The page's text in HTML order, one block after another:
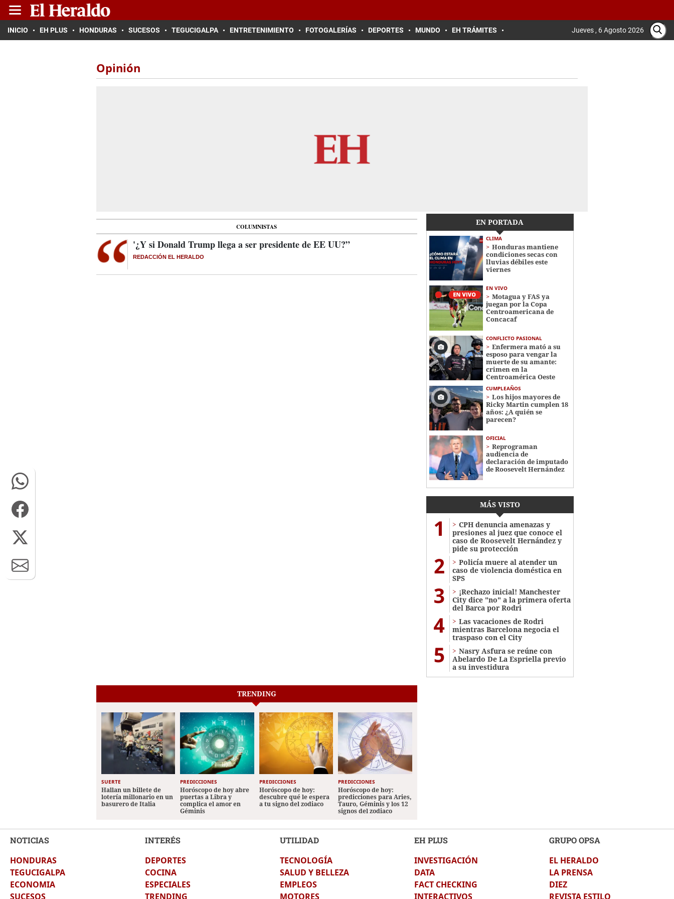
INICIO EH PLUS HONDURAS SUCESOS TEGUCIGALPA ENTRETENIMIENTO FOTOGALERÍAS DEPORTES MUNDO EH TRÁMITES Jueves , 6 Agosto 2026
Opinión
COLUMNISTAS
'¿Y si Donald Trump llega a ser presidente de EE UU?”
REDACCIÓN EL HERALDO
EN PORTADA
CLIMA
Honduras mantiene
condiciones secas con
lluvias débiles este
viernes
EN VIVO
Motagua y FAS ya
juegan por la Copa
Centroamericana de
Concacaf
CONFLICTO PASIONAL
Enfermera mató a su
esposo para vengar la
muerte de su amante:
crimen en la
Centroamérica Oeste
CUMPLEAÑOS
Los hijos mayores de
Ricky Martin cumplen 18
años: ¿A quién se
parecen?
OFICIAL
Reprograman
audiencia de
declaración de imputado
de Roosevelt Hernández
MÁS VISTO
1
CPH denuncia amenazas y
presiones al juez que conoce el
caso de Roosevelt Hernández y
pide su protección
2
Policía muere al atender un
caso de violencia doméstica en
SPS
3
¡Rechazo inicial! Manchester
City dice "no" a la primera oferta
del Barca por Rodri
4
Las vacaciones de Rodri
mientras Barcelona negocia el
traspaso con el City
5
Nasry Asfura se reúne con
Abelardo De La Espriella previo
a su investidura
TRENDING
SUERTE
Hallan un billete de
lotería millonario en un
basurero de Italia
PREDICCIONES
Horóscopo de hoy abre
puertas a Libra y
complica el amor en
Géminis
PREDICCIONES
Horóscopo de hoy:
descubre qué le espera
a tu signo del zodiaco
PREDICCIONES
Horóscopo de hoy:
predicciones para Aries,
Tauro, Géminis y los 12
signos del zodiaco
NOTICIAS
HONDURAS
TEGUCIGALPA
ECONOMIA
SUCESOS
INTERÉS
DEPORTES
COCINA
ESPECIALES
TRENDING
UTILIDAD
TECNOLOGÍA
SALUD Y BELLEZA
EMPLEOS
MOTORES
EH PLUS
INVESTIGACIÓN
DATA
FACT CHECKING
INTERACTIVOS
GRUPO OPSA
EL HERALDO
LA PRENSA
DIEZ
REVISTA ESTILO